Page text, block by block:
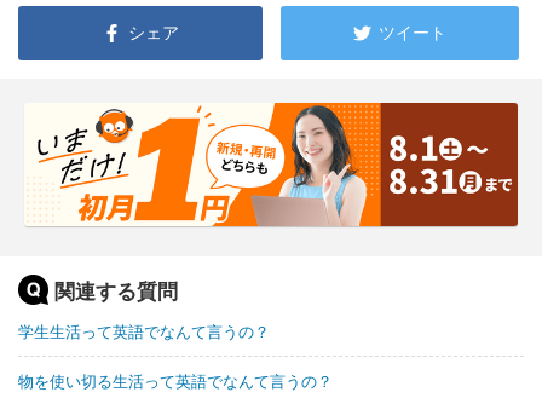
シェア ツイート
関連する質問
学生生活って英語でなんて言うの？
物を使い切る生活って英語でなんて言うの？